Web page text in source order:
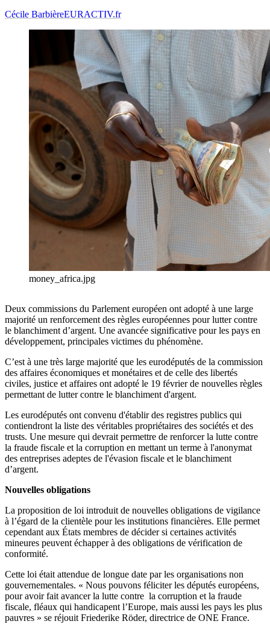
Cécile BarbièreEURACTIV.fr
money_africa.jpg
Deux commissions du Parlement européen ont adopté à une large
majorité un renforcement des règles européennes pour lutter contre
le blanchiment d’argent. Une avancée significative pour les pays en
développement, principales victimes du phénomène.
C’est à une très large majorité que les eurodéputés de la commission
des affaires économiques et monétaires et de celle des libertés
civiles, justice et affaires ont adopté le 19 février de nouvelles règles
permettant de lutter contre le blanchiment d'argent.
Les eurodéputés ont convenu d'établir des registres publics qui
contiendront la liste des véritables propriétaires des sociétés et des
trusts. Une mesure qui devrait permettre de renforcer la lutte contre
la fraude fiscale et la corruption en mettant un terme à l'anonymat
des entreprises adeptes de l'évasion fiscale et le blanchiment
d’argent.
Nouvelles obligations
La proposition de loi introduit de nouvelles obligations de vigilance
à l’égard de la clientèle pour les institutions financières. Elle permet
cependant aux États membres de décider si certaines activités
mineures peuvent échapper à des obligations de vérification de
conformité.
Cette loi était attendue de longue date par les organisations non
gouvernementales. « Nous pouvons féliciter les députés européens,
pour avoir fait avancer la lutte contre la corruption et la fraude
fiscale, fléaux qui handicapent l’Europe, mais aussi les pays les plus
pauvres » se réjouit Friederike Röder, directrice de ONE France.